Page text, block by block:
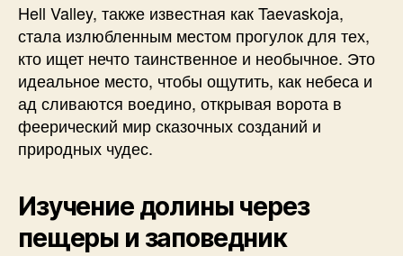
Hell Valley, также известная как Taevaskoja,
стала излюбленным местом прогулок для тех,
кто ищет нечто таинственное и необычное. Это
идеальное место, чтобы ощутить, как небеса и
ад сливаются воедино, открывая ворота в
феерический мир сказочных созданий и
природных чудес.
Изучение долины через
пещеры и заповедник